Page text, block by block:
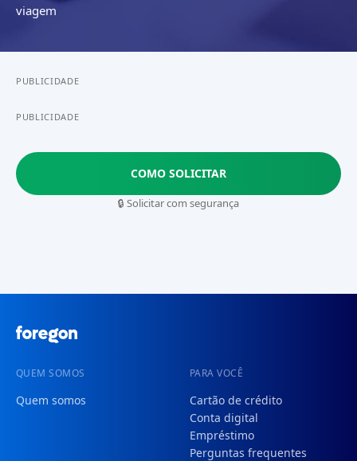
viagem
PUBLICIDADE
PUBLICIDADE
COMO SOLICITAR
🔒 Solicitar com segurança
QUEM SOMOS
Quem somos
PARA VOCÊ
Cartão de crédito
Conta digital
Empréstimo
Perguntas frequentes